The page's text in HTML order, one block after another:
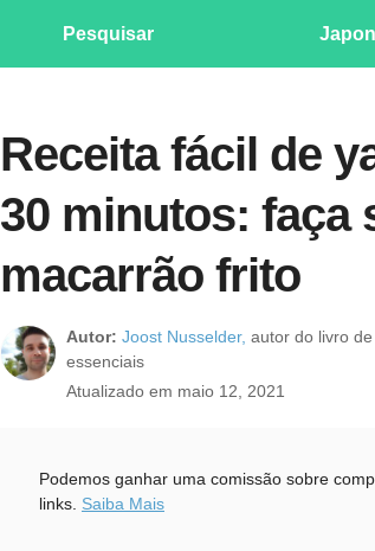
Pesquisar
Receita fácil de
30 minutos: faça
macarrão frito
Autor: Joost Nusselder, autor do livro
essenciais
Atualizado em maio 12, 2021
Podemos ganhar uma comissão sobre
links. Saiba Mais